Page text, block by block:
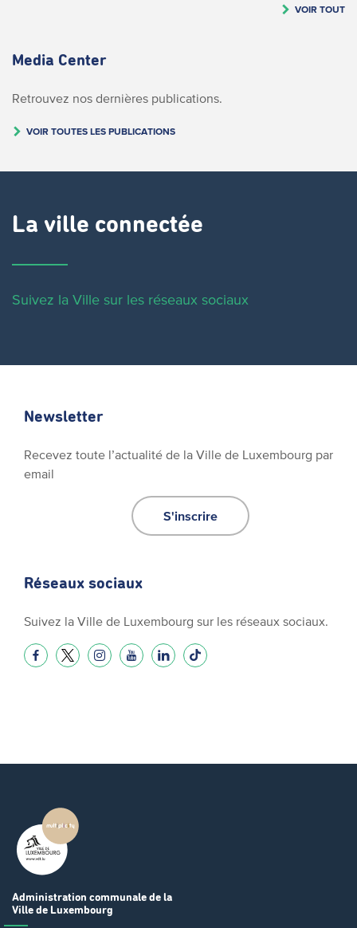
VOIR TOUT
Media Center
Retrouvez nos dernières publications.
VOIR TOUTES LES PUBLICATIONS
La ville connectée
Suivez la Ville sur les réseaux sociaux
Newsletter
Recevez toute l’actualité de la Ville de Luxembourg par
email
S'inscrire
Réseaux sociaux
Suivez la Ville de Luxembourg sur les réseaux sociaux.
Administration communale de la
Ville de Luxembourg